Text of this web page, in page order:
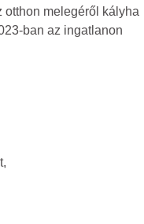
melegéről kályha
ban az ingatlanon